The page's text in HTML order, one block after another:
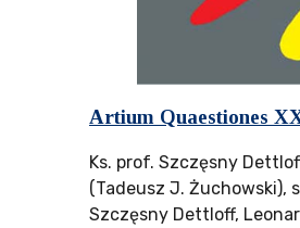
Artium Quaestiones
Ks. prof. Szczęsny
(Tadeusz J. Żuchowski),
Szczęsny Dettloff,